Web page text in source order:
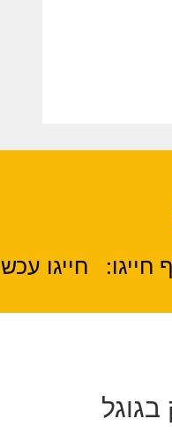
חייגו: חייגו עכשיו